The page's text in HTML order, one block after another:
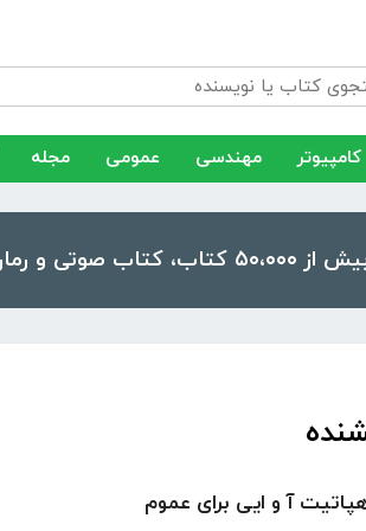
کامپیوتر مهندسی عمومی مجله
خود داشته باشید!
آ و ایی برای عموم